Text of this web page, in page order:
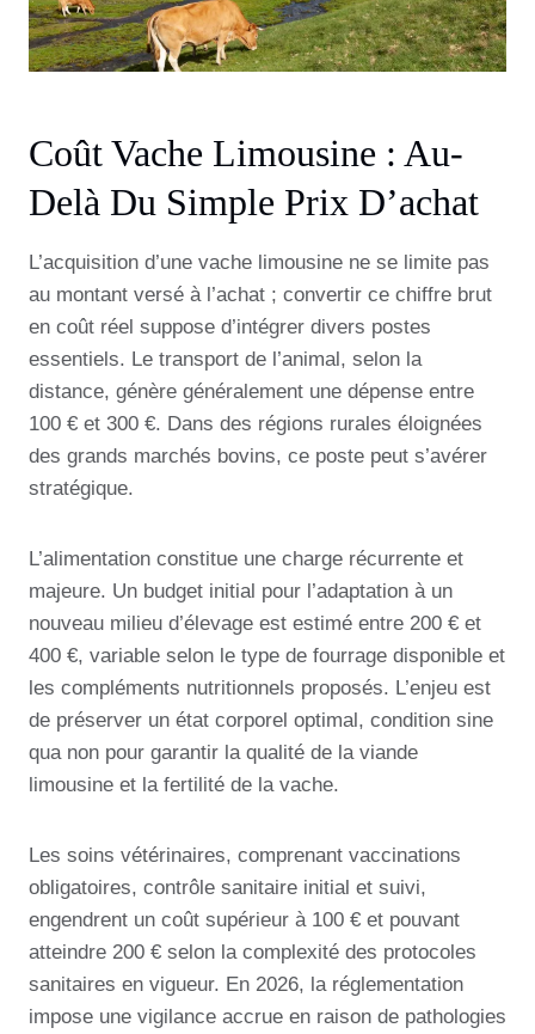
Coût Vache Limousine : Au-
Delà Du Simple Prix D’achat
L’acquisition d’une vache limousine ne se limite pas
au montant versé à l’achat ; convertir ce chiffre brut
en coût réel suppose d’intégrer divers postes
essentiels. Le transport de l’animal, selon la
distance, génère généralement une dépense entre
100 € et 300 €. Dans des régions rurales éloignées
des grands marchés bovins, ce poste peut s’avérer
stratégique.
L’alimentation constitue une charge récurrente et
majeure. Un budget initial pour l’adaptation à un
nouveau milieu d’élevage est estimé entre 200 € et
400 €, variable selon le type de fourrage disponible et
les compléments nutritionnels proposés. L’enjeu est
de préserver un état corporel optimal, condition sine
qua non pour garantir la qualité de la viande
limousine et la fertilité de la vache.
Les soins vétérinaires, comprenant vaccinations
obligatoires, contrôle sanitaire initial et suivi,
engendrent un coût supérieur à 100 € et pouvant
atteindre 200 € selon la complexité des protocoles
sanitaires en vigueur. En 2026, la réglementation
impose une vigilance accrue en raison de pathologies